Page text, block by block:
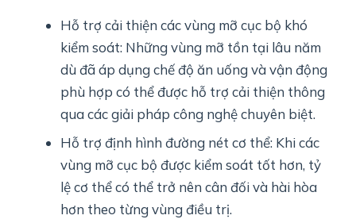
Hỗ trợ cải thiện các vùng mỡ cục bộ khó
kiểm soát: Những vùng mỡ tồn tại lâu năm
dù đã áp dụng chế độ ăn uống và vận động
phù hợp có thể được hỗ trợ cải thiện thông
qua các giải pháp công nghệ chuyên biệt.
Hỗ trợ định hình đường nét cơ thể: Khi các
vùng mỡ cục bộ được kiểm soát tốt hơn, tỷ
lệ cơ thể có thể trở nên cân đối và hài hòa
hơn theo từng vùng điều trị.